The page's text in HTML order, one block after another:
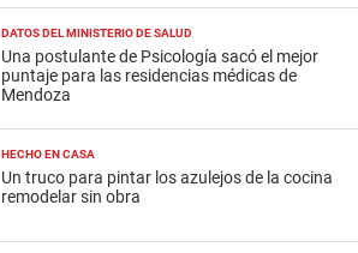
DATOS DEL MINISTERIO DE SALUD
Una postulante de Psicología sacó el mejor
puntaje para las residencias médicas de
Mendoza
HECHO EN CASA
Un truco para pintar los azulejos de la cocina
remodelar sin obra